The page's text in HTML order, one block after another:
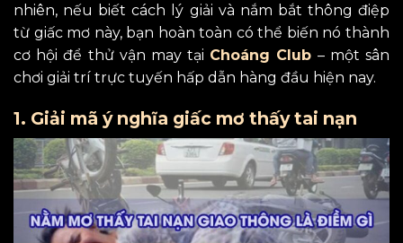
nhiên, nếu biết cách lý giải và nắm bắt thông điệp
từ giấc mơ này, bạn hoàn toàn có thể biến nó thành
cơ hội để thử vận may tại Choáng Club – một sân
chơi giải trí trực tuyến hấp dẫn hàng đầu hiện nay.
1. Giải mã ý nghĩa giấc mơ thấy tai nạn